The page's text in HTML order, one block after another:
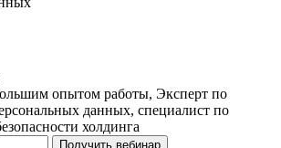
опытом работы, Эксперт по
данных, специалист по
холдинга
Получить вебинар